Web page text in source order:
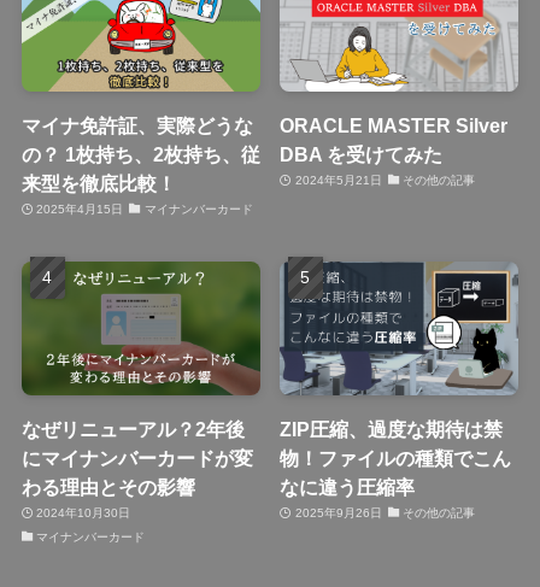
マイナ免許証、実際どうな
の？ 1枚持ち、2枚持ち、従
来型を徹底比較！
2025年4月15日 マイナンバーカード
ORACLE MASTER Silver
DBA を受けてみた
2024年5月21日 その他の記事
なぜリニューアル？2年後
にマイナンバーカードが変
わる理由とその影響
2024年10月30日
マイナンバーカード
ZIP圧縮、過度な期待は禁
物！ファイルの種類でこん
なに違う圧縮率
2025年9月26日 その他の記事